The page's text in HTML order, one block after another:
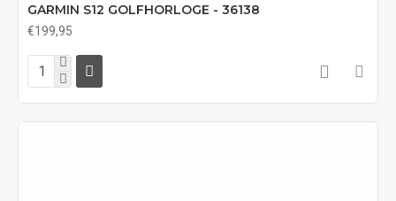
GARMIN S12 GOLFHORLOGE - 36138
€199,95